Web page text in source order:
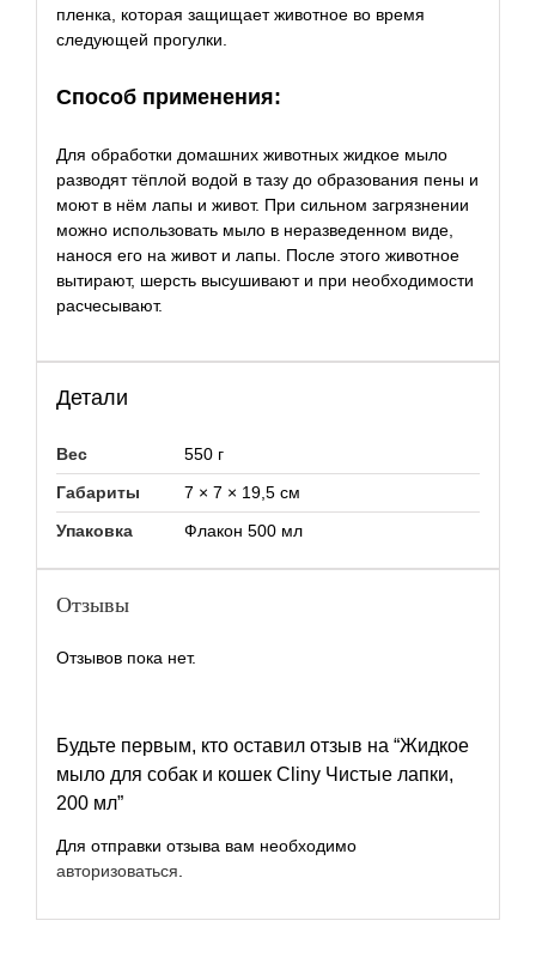
пленка, которая защищает животное во время
следующей прогулки.
Способ применения:
Для обработки домашних животных жидкое мыло
разводят тёплой водой в тазу до образования пены и
моют в нём лапы и живот. При сильном загрязнении
можно использовать мыло в неразведенном виде,
нанося его на живот и лапы. После этого животное
вытирают, шерсть высушивают и при необходимости
расчесывают.
Детали
Вес
550 г
Габариты
7 × 7 × 19,5 см
Упаковка
Флакон 500 мл
Отзывы
Отзывов пока нет.
Будьте первым, кто оставил отзыв на “Жидкое
мыло для собак и кошек Cliny Чистые лапки,
200 мл”
Для отправки отзыва вам необходимо
авторизоваться